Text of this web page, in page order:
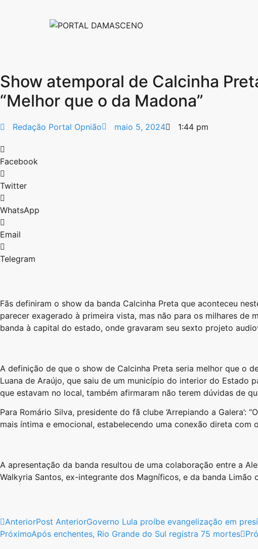
Show atemporal de Calcinha
“Melhor que o da Madona”
Redação Portal Opnião maio 5, 2024 1:44 pm
Facebook
Twitter
WhatsApp
Email
Telegram
Fãs definiram o show da banda Calcinha Preta que aconteceu
parecer exagerado à primeira vista, mas não para os milhares de
banda à capital do estado, onde gravaram seu sexto projeto
A definição de que o show de Calcinha Preta seria melhor que o
Luana de Araújo, que saiu de um município do interior do Estado
que estavam no local, também afirmaram não terem dúvidas de
Para Romário Silva, presidente do fã clube ‘Arrepiando a
mais íntima e emocional, estabelecendo uma conexão direta com
A apresentação da banda resultou de uma colaboração entre a
Walkyria Santos, ex-integrante dos Magníficos, e da banda Limão
AnteriorPost AnteriorGoverno Lula proíbe evangelização em
PróximoApós enchentes, Rio Grande do Sul registra 75 mortes